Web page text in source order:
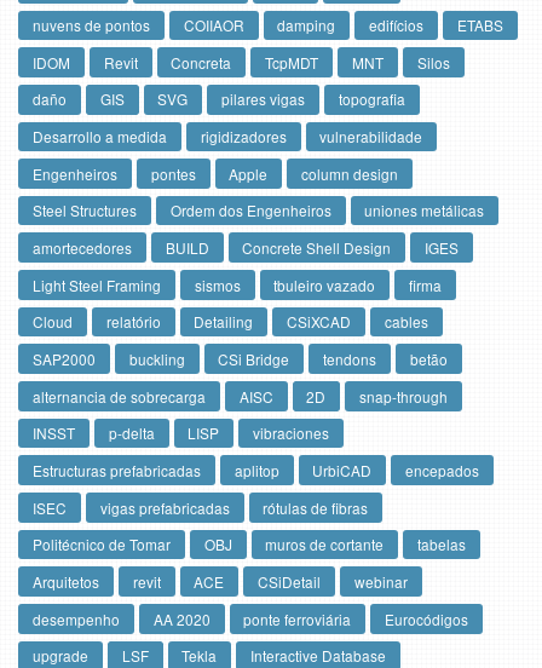
nuvens de pontos
COIIAOR damping edifícios
ETABS
IDOM
Revit Concreta TcpMDT MNT
Silos
daño
GIS SVG pilares vigas
topografia
Desarrollo a medida
rigidizadores
vulnerabilidade
Engenheiros
pontes Apple
column design
Steel Structures
Ordem dos Engenheiros
uniones metálicas
amortecedores
BUILD Concrete Shell Design
IGES
Light Steel Framing
sismos tbuleiro vazado
firma
Cloud
relatório Detailing CSiXCAD
cables
SAP2000
buckling CSi Bridge tendons
betão
alternancia de sobrecarga
AISC 2D
snap-through
INSST
p-delta LISP
vibraciones
Estructuras prefabricadas
aplitop UrbiCAD
encepados
ISEC
vigas prefabricadas
rótulas de fibras
Politécnico de Tomar
OBJ muros de cortante
tabelas
Arquitetos
revit ACE CSiDetail
webinar
desempenho
AA 2020 ponte ferroviária
Eurocódigos
upgrade
LSF Tekla
Interactive Database